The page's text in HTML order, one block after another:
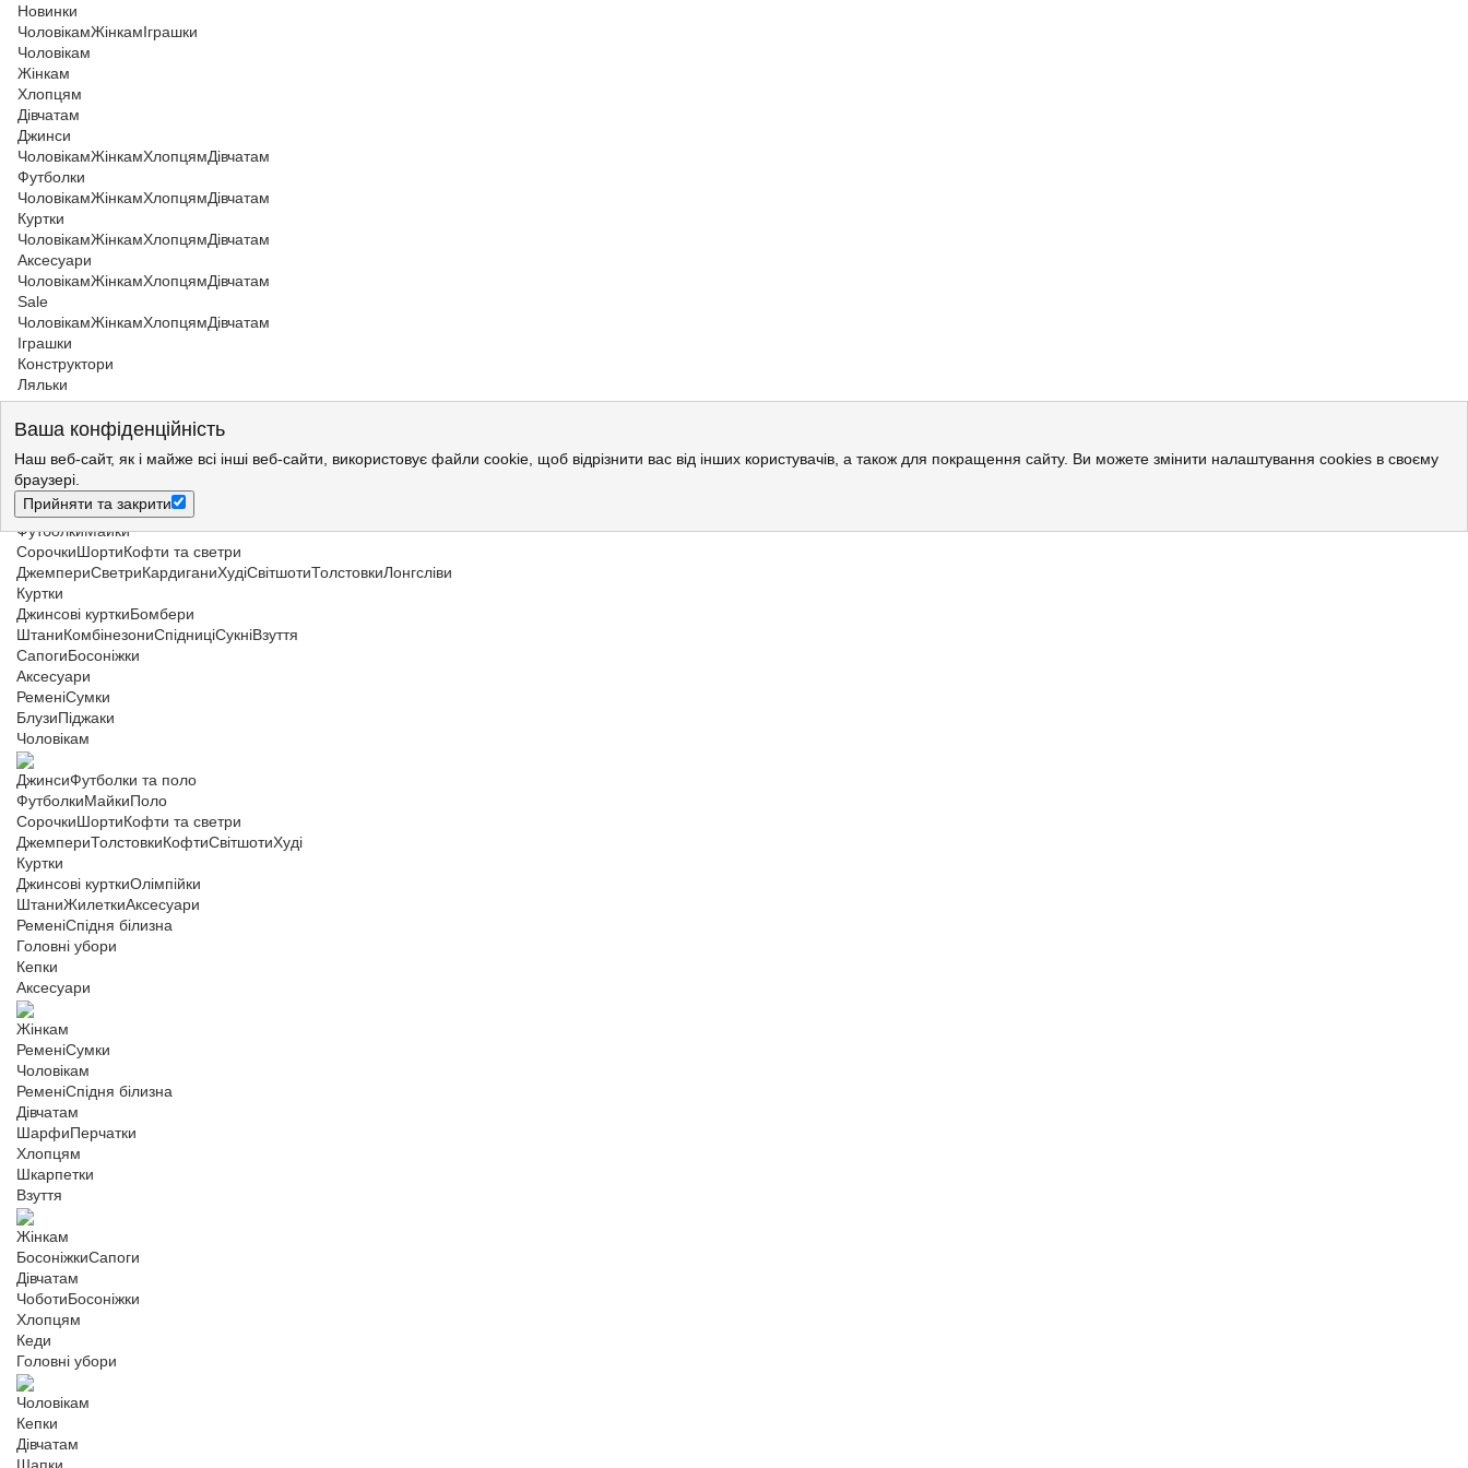
Новинки
ЧоловікамЖінкамІграшки
Чоловікам
Жінкам
Хлопцям
Дівчатам
Джинси
ЧоловікамЖінкамХлопцямДівчатам
Футболки
ЧоловікамЖінкамХлопцямДівчатам
Куртки
ЧоловікамЖінкамХлопцямДівчатам
Аксесуари
ЧоловікамЖінкамХлопцямДівчатам
Sale
ЧоловікамЖінкамХлопцямДівчатам
Іграшки
Конструктори
Ляльки
Ваша конфіденційність
Наш веб-сайт, як і майже всі інші веб-сайти, використовує файли cookie, щоб відрізнити вас від інших користувачів, а також для покращення сайту. Ви можете змінити налаштування cookies в своєму
браузері.
Прийняти та закрити
Жінкам>Жіночий одяг
Жінкам >Жіночий одяг
Жінкам
ДжинсиФутболки і майки
ФутболкиМайки
СорочкиШортиКофти та светри
ДжемпериСветриКардиганиХудіСвітшотиТолстовкиЛонгсліви
Куртки
Джинсові курткиБомбери
ШтаниКомбінезониСпідниціСукніВзуття
СапогиБосоніжки
Аксесуари
РеменіСумки
БлузиПіджаки
Чоловікам
ДжинсиФутболки та поло
ФутболкиМайкиПоло
СорочкиШортиКофти та светри
ДжемпериТолстовкиКофтиСвітшотиХуді
Куртки
Джинсові курткиОлімпійки
ШтаниЖилеткиАксесуари
РеменіСпідня білизна
Головні убори
Кепки
Аксесуари
Жінкам
РеменіСумки
Чоловікам
РеменіСпідня білизна
Дівчатам
ШарфиПерчатки
Хлопцям
Шкарпетки
Взуття
Жінкам
БосоніжкиСапоги
Дівчатам
ЧоботиБосоніжки
Хлопцям
Кеди
Головні убори
Чоловікам
Кепки
Дівчатам